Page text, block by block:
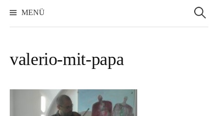
MENÜ
nach:
valerio-mit-papa